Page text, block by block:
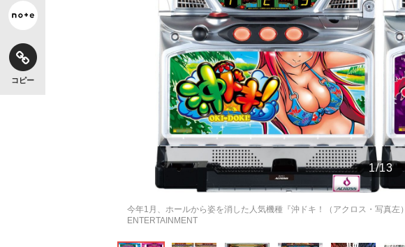
「クマが悪者扱いされているのが悲しい」『北の国から』倉本
キングの誕生を、目撃せよ。
コピー
1/13
今年1月、ホールから姿を消した人気機種『沖ドキ！（アクロス・写真
ENTERTAINMENT